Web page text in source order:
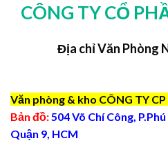
CÔNG TY CỔ
Địa chỉ Văn Phòng
Văn phòng & kho CÔNG TY CP
Bản đồ: 504 Võ Chí Công,
Quận 9, HCM